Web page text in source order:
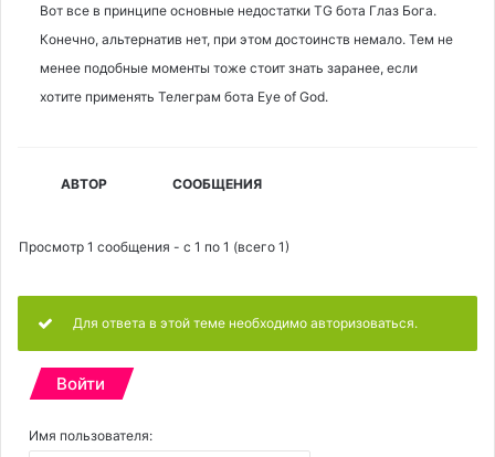
Вот все в принципе основные недостатки TG бота Глаз Бога.
Конечно, альтернатив нет, при этом достоинств немало. Тем не
менее подобные моменты тоже стоит знать заранее, если
хотите применять Телеграм бота Eye of God.
АВТОР СООБЩЕНИЯ
Просмотр 1 сообщения - с 1 по 1 (всего 1)
Для ответа в этой теме необходимо авторизоваться.
Войти
Имя пользователя: